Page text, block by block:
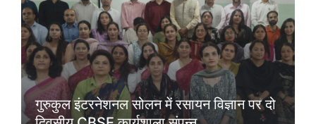
गुरुकुल इंटरनेशनल सोलन में रसायन विज्ञान पर दो